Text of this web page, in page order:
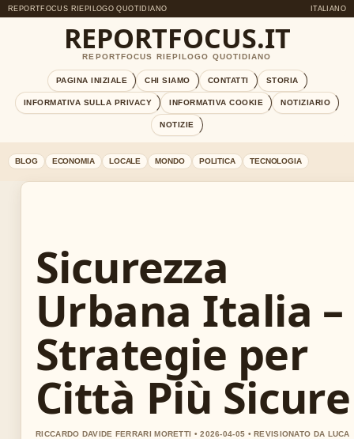
REPORTFOCUS RIEPILOGO QUOTIDIANO ITALIANO
REPORTFOCUS.IT
REPORTFOCUS RIEPILOGO QUOTIDIANO
PAGINA INIZIALE CHI SIAMO CONTATTI STORIA
INFORMATIVA SULLA PRIVACY INFORMATIVA COOKIE NOTIZIARIO
NOTIZIE
BLOG ECONOMIA LOCALE MONDO POLITICA TECNOLOGIA
Sicurezza
Urbana Italia –
Strategie per
Città Più Sicure
RICCARDO DAVIDE FERRARI MORETTI • 2026-04-05 • REVISIONATO DA LUCA